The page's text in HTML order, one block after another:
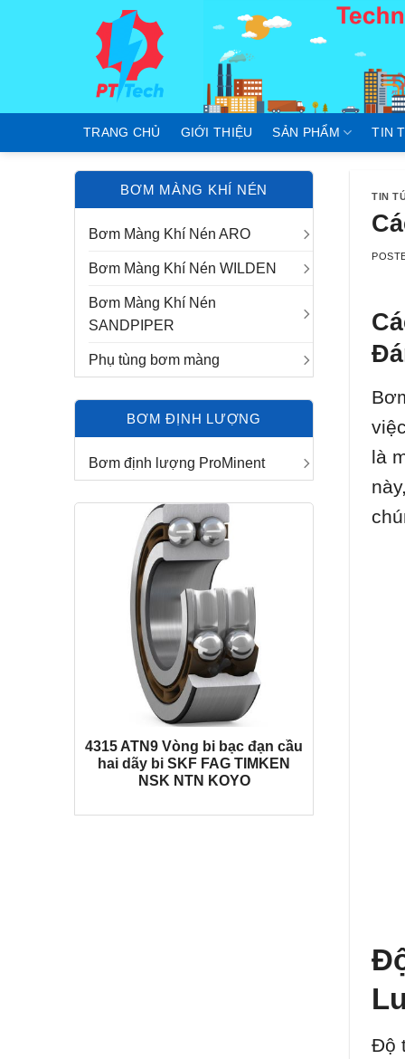
TRANG CHỦ GIỚI THIỆU SẢN PHẨM TIN
BƠM MÀNG KHÍ NÉN
Bơm Màng Khí Nén ARO
Bơm Màng Khí Nén WILDEN
Bơm Màng Khí Nén
SANDPIPER
Phụ tùng bơm màng
BƠM ĐỊNH LƯỢNG
Bơm định lượng ProMinent
4315 ATN9 Vòng bi bạc đạn cầu
hai dãy bi SKF FAG TIMKEN
NSK NTN KOYO
TIN
là
Độ